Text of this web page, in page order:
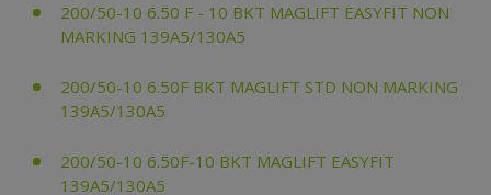
200/50-10 6.50 F - 10 BKT MAGLIFT EASYFIT NON
MARKING 139A5/130A5
200/50-10 6.50F BKT MAGLIFT STD NON MARKING
139A5/130A5
200/50-10 6.50F-10 BKT MAGLIFT EASYFIT
139A5/130A5